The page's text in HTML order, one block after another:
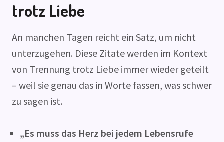
trotz Liebe
An manchen Tagen reicht ein Satz, um nicht
unterzugehen. Diese Zitate werden im Kontext
von Trennung trotz Liebe immer wieder geteilt
– weil sie genau das in Worte fassen, was schwer
zu sagen ist.
„Es muss das Herz bei jedem Lebensrufe